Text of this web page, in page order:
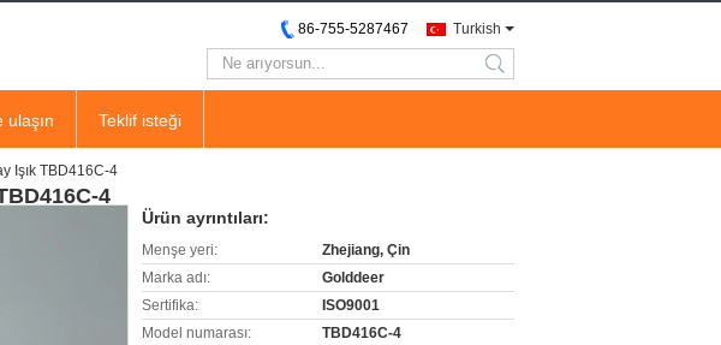
Turkish
86-755-5287467
search
ulaşın Teklif isteği
Işık TBD416C-4
4
Ürün ayrıntıları:
Menşe yeri:
Zhejiang, Çin
Marka adı:
Golddeer
Sertifika:
ISO9001
Model numarası:
TBD416C-4